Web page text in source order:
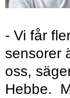
- Vi får
sensorer
oss,
Hebbe.